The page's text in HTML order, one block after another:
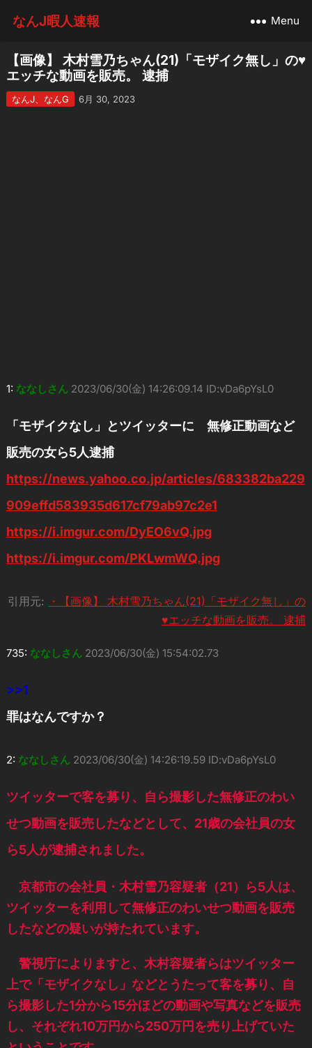
なんJ暇人速報 Menu
【画像】 木村雪乃ちゃん(21)「モザイク無し」の♥
エッチな動画を販売。 逮捕
なんJ、なんG 6月 30, 2023
1: ななしさん 2023/06/30(金) 14:26:09.14 ID:vDa6pYsL0
「モザイクなし」とツイッターに 無修正動画など
販売の女ら5人逮捕
https://news.yahoo.co.jp/articles/683382ba229
909effd583935d617cf79ab97c2e1
https://i.imgur.com/DyEO6vQ.jpg
https://i.imgur.com/PKLwmWQ.jpg
引用元:
・【画像】 木村雪乃ちゃん(21)「モザイク無し」の
♥エッチな動画を販売。 逮捕
735: ななしさん 2023/06/30(金) 15:54:02.73
>>1
罪はなんですか？
2: ななしさん 2023/06/30(金) 14:26:19.59 ID:vDa6pYsL0
ツイッターで客を募り、自ら撮影した無修正のわい
せつ動画を販売したなどとして、21歳の会社員の女
ら5人が逮捕されました。
京都市の会社員・木村雪乃容疑者（21）ら5人は、
ツイッターを利用して無修正のわいせつ動画を販売
したなどの疑いが持たれています。
警視庁によりますと、木村容疑者らはツイッター
上で「モザイクなし」などとうたって客を募り、自
ら撮影した1分から15分ほどの動画や写真などを販売
し、それぞれ10万円から250万円を売り上げていた